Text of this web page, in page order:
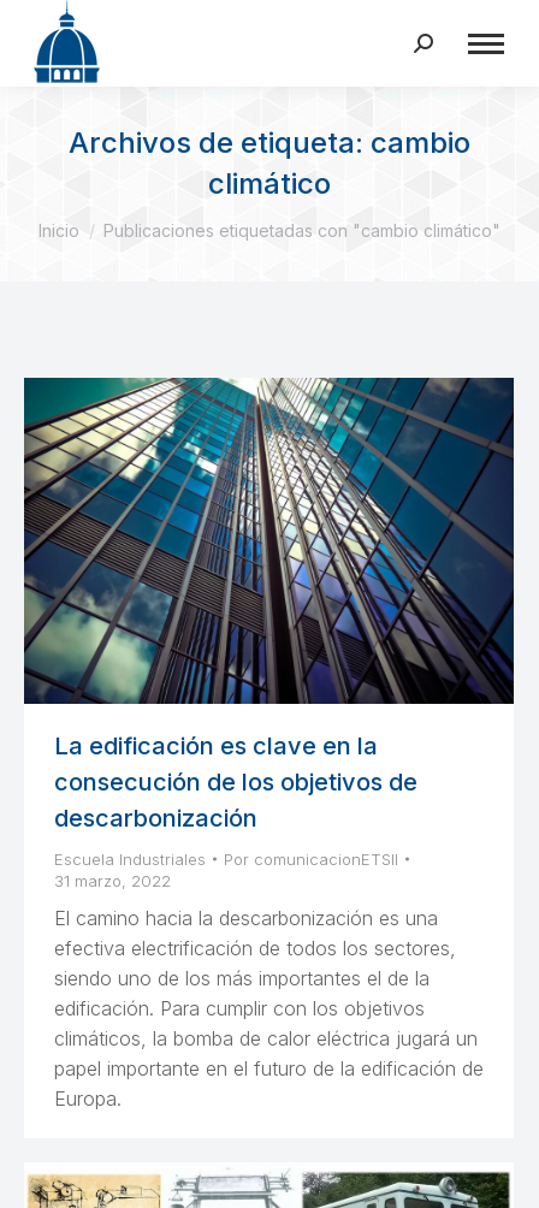
Buscar:
Archivos de etiqueta: cambio
climático
Estás aquí:
Inicio Publicaciones etiquetadas con "cambio climático"
La edificación es clave en la
consecución de los objetivos de
descarbonización
Escuela Industriales Por comunicacionETSII
31 marzo, 2022
El camino hacia la descarbonización es una
efectiva electrificación de todos los sectores,
siendo uno de los más importantes el de la
edificación. Para cumplir con los objetivos
climáticos, la bomba de calor eléctrica jugará un
papel importante en el futuro de la edificación de
Europa.